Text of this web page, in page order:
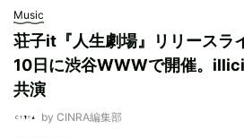
Music
荘子it『人生劇場』リリースラ
10日に渋谷WWWで開催。
共演
by CINRA編集部